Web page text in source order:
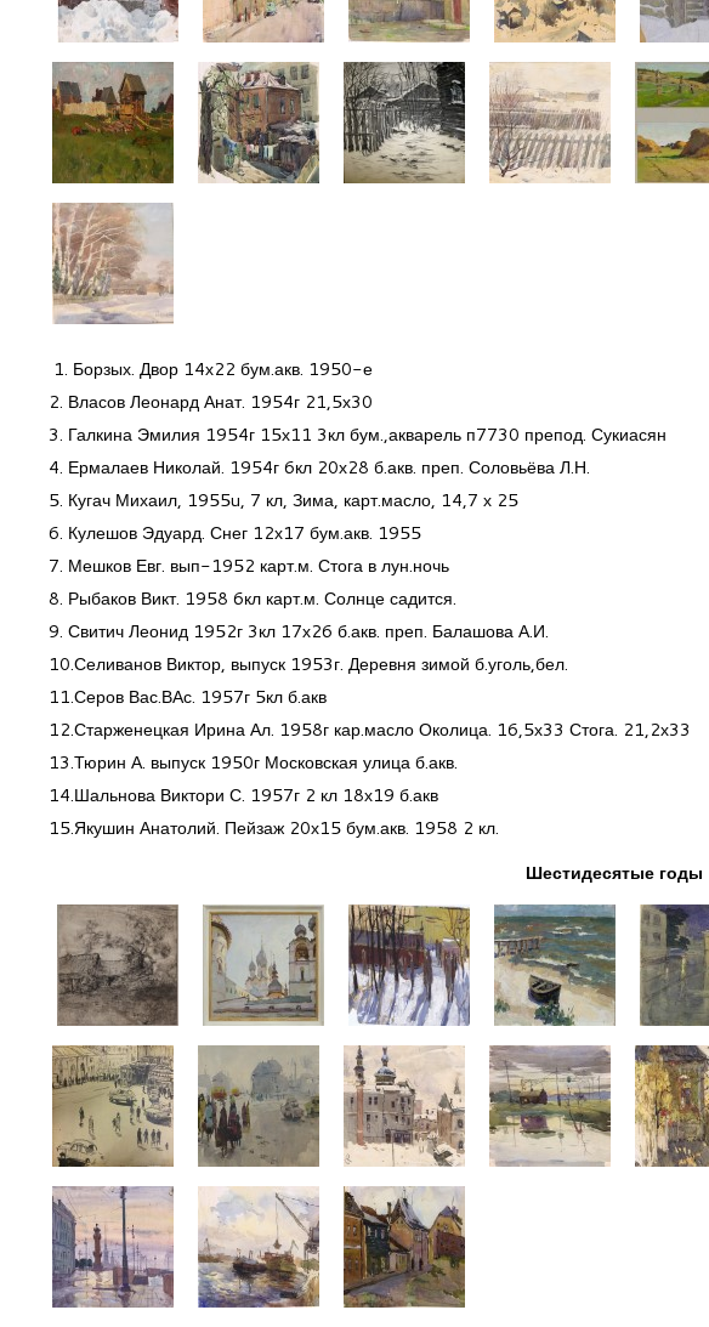
1. Борзых. Двор 14х22 бум.акв. 1950-е
2. Власов Леонард Анат. 1954г 21,5х30
3. Галкина Эмилия 1954г 15х11 3кл бум.,акварель п7730 препод. Сукиасян
4. Ермалаев Николай. 1954г 6кл 20х28 б.акв. преп. Соловьёва Л.Н.
5. Кугач Михаил, 1955u, 7 кл, Зима, карт.масло, 14,7 х 25
6. Кулешов Эдуард. Снег 12х17 бум.акв. 1955
7. Мешков Евг. вып-1952 карт.м. Стога в лун.ночь
8. Рыбаков Викт. 1958 6кл карт.м. Солнце садится.
9. Свитич Леонид 1952г 3кл 17х26 б.акв. преп. Балашова А.И.
10.Селиванов Виктор, выпуск 1953г. Деревня зимой б.уголь,бел.
11.Серов Вас.ВАс. 1957г 5кл б.акв
12.Старженецкая Ирина Ал. 1958г кар.масло Околица. 16,5х33 Стога. 21,2х33
13.Тюрин А. выпуск 1950г Московская улица б.акв.
14.Шальнова Виктори С. 1957г 2 кл 18х19 б.акв
15.Якушин Анатолий. Пейзаж 20х15 бум.акв. 1958 2 кл.
Шестидесятые годы